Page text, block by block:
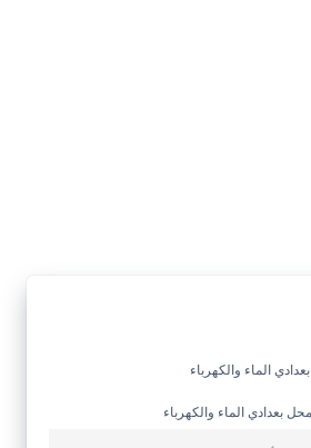
الماء والكهرباء
بعدادي الماء والكهرباء